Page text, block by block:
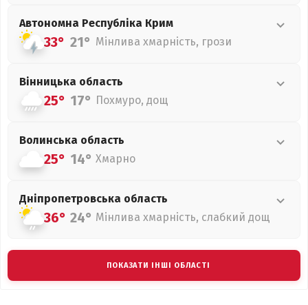
Автономна Республіка Крим
33° 21° Мінлива хмарність, грози
Вінницька область
25° 17° Похмуро, дощ
Волинська область
25° 14° Хмарно
Дніпропетровська область
36° 24° Мінлива хмарність, слабкий дощ
ПОКАЗАТИ ІНШІ ОБЛАСТІ